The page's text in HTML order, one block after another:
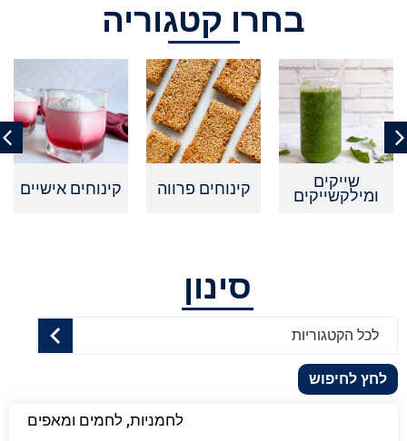
בחרו קטגוריה
שייקים
ומילקשייקים קינוחים פרווה קינוחים אישיים
סינון
לכל הקטגוריות
לחץ לחיפוש
לחמניות, לחמים ומאפים